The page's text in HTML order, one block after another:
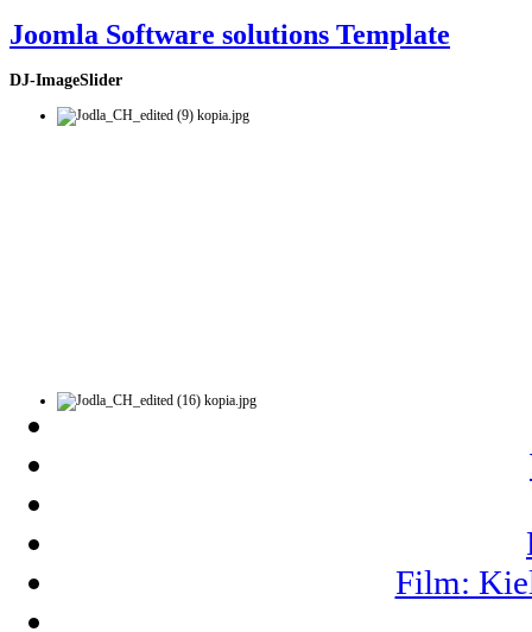
Joomla Software solutions Template
DJ-ImageSlider
Film: